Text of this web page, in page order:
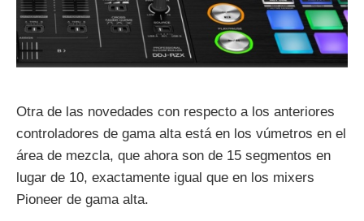
Otra de las novedades con respecto a los anteriores
controladores de gama alta está en los vúmetros en el
área de mezcla, que ahora son de 15 segmentos en
lugar de 10, exactamente igual que en los mixers
Pioneer de gama alta.